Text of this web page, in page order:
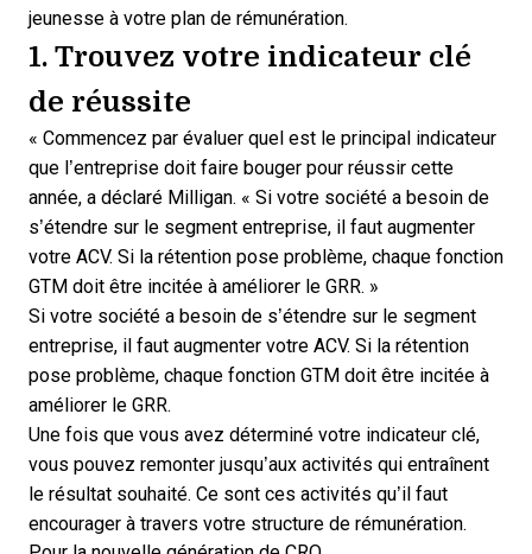
jeunesse à votre plan de rémunération.
1. Trouvez votre indicateur clé
de réussite
« Commencez par évaluer quel est le principal indicateur
que l’entreprise doit faire bouger pour réussir cette
année, a déclaré Milligan. « Si votre société a besoin de
s’étendre sur le segment entreprise, il faut augmenter
votre ACV. Si la rétention pose problème, chaque fonction
GTM doit être incitée à améliorer le GRR. »
Si votre société a besoin de s’étendre sur le segment
entreprise, il faut augmenter votre ACV. Si la rétention
pose problème, chaque fonction GTM doit être incitée à
améliorer le GRR.
Une fois que vous avez déterminé votre indicateur clé,
vous pouvez remonter jusqu’aux activités qui entraînent
le résultat souhaité. Ce sont ces activités qu’il faut
encourager à travers votre structure de rémunération.